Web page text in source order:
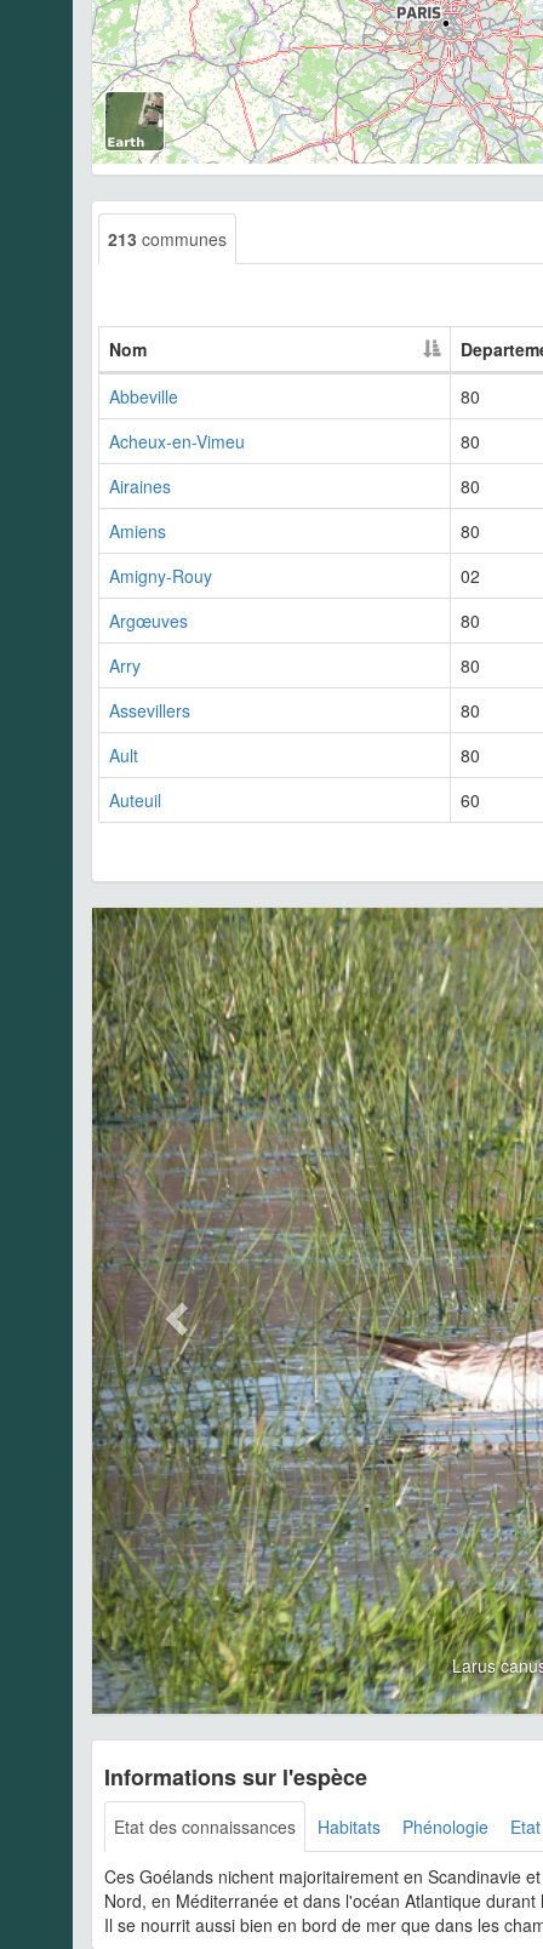
213 communes
Nom
Abbeville
80
Acheux-en-Vimeu
80
Airaines
80
Amiens
80
Amigny-Rouy
02
Argœuves
80
Arry
80
Assevillers
80
Ault
80
Auteuil
60
Larus
Informations sur l'espèce
Etat des connaissances Habitats Phénologie
Ces Goélands nichent majoritairement en Scandinavie
Nord, en Méditerranée et dans l'océan Atlantique durant
Il se nourrit aussi bien en bord de mer que dans les